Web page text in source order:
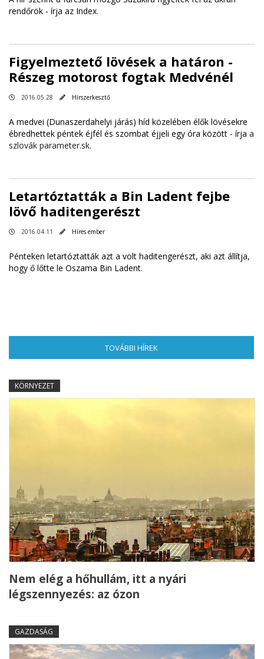
rendőrök - írja az Index.
Figyelmeztető lövések a határon -
Részeg motorost fogtak Medvénél
2016.05.28 Hírszerkesztő
A medvei (Dunaszerdahelyi járás) híd közelében élők lövésekre
ébredhettek péntek éjfél és szombat éjjeli egy óra között - írja a
szlovák parameter.sk.
Letartóztatták a Bin Ladent fejbe
lövő haditengerészt
2016.04.11 Híres ember
Pénteken letartóztatták azt a volt haditengerészt, aki azt állítja,
hogy ő lőtte le Oszama Bin Ladent.
TOVÁBBI HÍREK
KÖRNYEZET
Nem elég a hőhullám, itt a nyári
légszennyezés: az ózon
GAZDASÁG